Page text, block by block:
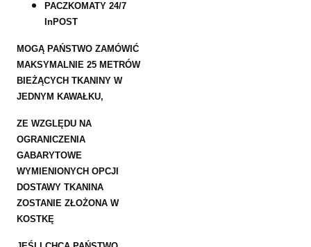
PACZKOMATY 24/7
InPOST
MOGĄ PAŃSTWO ZAMÓWIĆ
MAKSYMALNIE 25 METRÓW
BIEŻĄCYCH TKANINY W
JEDNYM KAWAŁKU,
ZE WZGLĘDU NA
OGRANICZENIA
GABARYTOWE
WYMIENIONYCH OPCJI
DOSTAWY TKANINA
ZOSTANIE ZŁOŻONA W
KOSTKĘ